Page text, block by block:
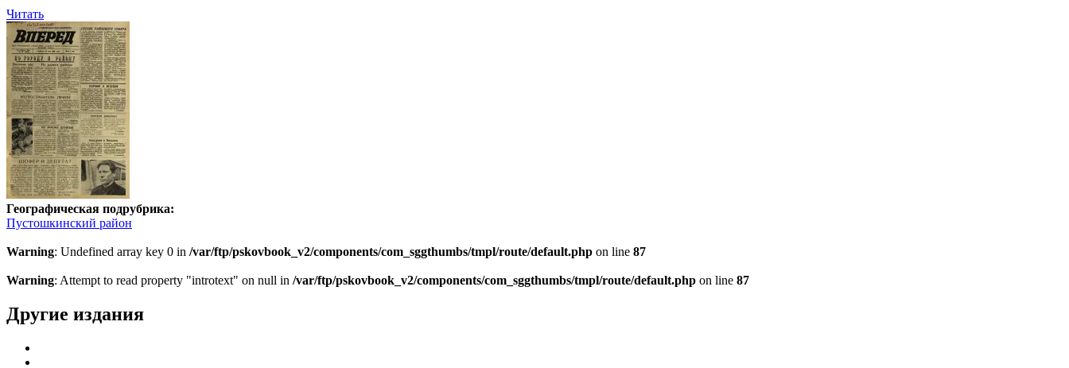
Читать
Географическая подрубрика:
Пустошкинский район
Warning: Undefined array key 0 in /var/ftp/pskovbook_v2/components/com_sggthumbs/tmpl/route/default.php on line 87
Warning: Attempt to read property "introtext" on null in /var/ftp/pskovbook_v2/components/com_sggthumbs/tmpl/route/default.php on line 87
Другие издания